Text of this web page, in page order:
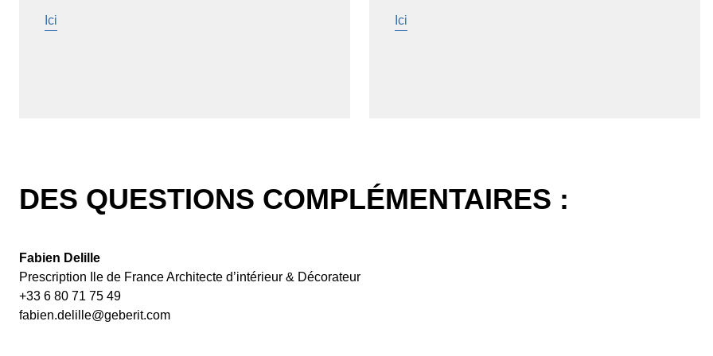
Ici Ici
DES QUESTIONS COMPLÉMENTAIRES :
Fabien Delille
Prescription Ile de France Architecte d’intérieur & Décorateur
+33 6 80 71 75 49
fabien.delille@geberit.com